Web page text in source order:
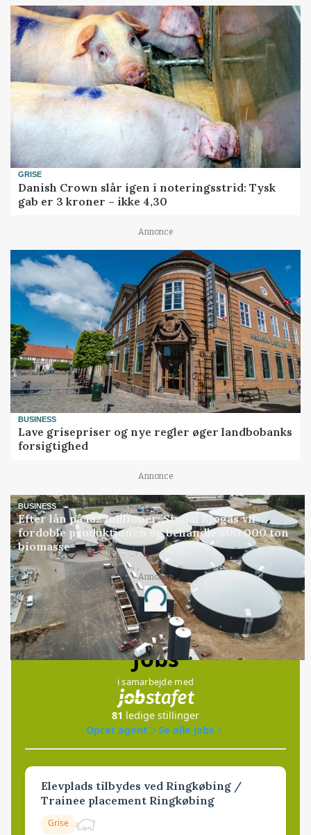
GRISE
Danish Crown slår igen i noteringsstrid: Tysk
gab er 3 kroner – ikke 4,30
Annonce
BUSINESS
Lave grisepriser og nye regler øger landbobanks
forsigtighed
Annonce
BUSINESS
Efter lån på 182 millioner: Sindal Biogas vil
fordoble produktionen og behandle 800.000 ton
biomasse
Annonce
Loading...
Jobs
i samarbejde med
81 ledige stillinger
Opret agent
Se alle jobs
Elevplads tilbydes ved Ringkøbing /
Trainee placement Ringkøbing
Grise